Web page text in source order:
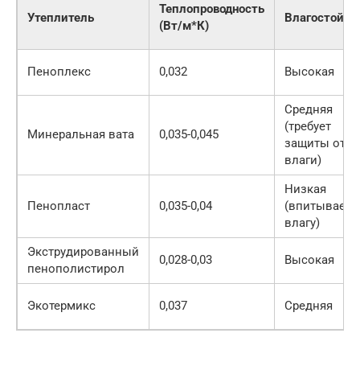
Утеплитель
Теплопроводность
(Вт/м*К)
Пеноплекс 0,032 Высокая
Минеральная вата 0,035-0,045
Средняя
(требует
защиты от
влаги)
Пенопласт 0,035-0,04
Низкая
(впитывает
влагу)
Экструдированный
пенополистирол
0,028-0,03 Высокая
Экотермикс 0,037 Средняя